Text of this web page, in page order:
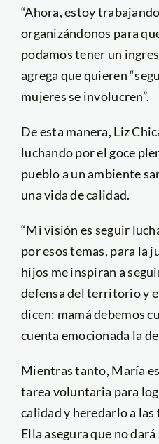
“Ahora, estoy
organizándonos para
podamos tener un
agrega que quieren
mujeres se involucren”.
De esta manera, Liz
luchando por el goce
pueblo a un ambiente
una vida de calidad.
“Mi visión es seguir
por esos temas, para la
hijos me inspiran a
defensa del territorio y
dicen: mamá debemos
cuenta emocionada la
Mientras tanto, María
tarea voluntaria para
calidad y heredarlo a
Ella asegura que no